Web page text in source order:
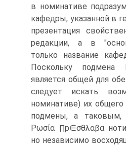
в номинативе
кафедры, указанной в
презентация
редакции, а в
только название
Поскольку
является общей для
следует искать
номинативе) их общего
подмены, а
Ρωσία ∏p∈σθλαβα
но независимо